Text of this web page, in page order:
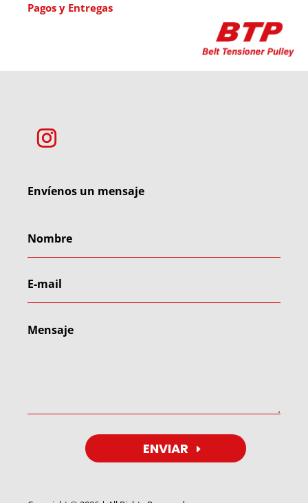
Pagos y Entregas
Envíenos un mensaje
ENVIAR